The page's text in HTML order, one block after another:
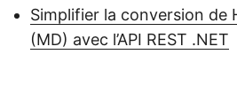
Simplifier la conversion de
(MD) avec l’API REST .NET